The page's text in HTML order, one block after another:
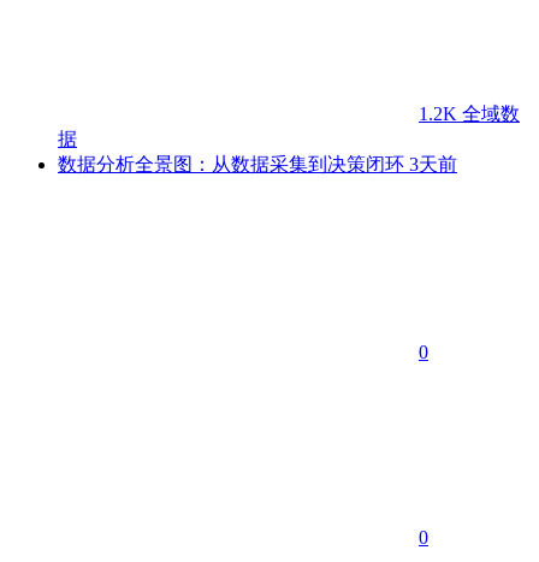
1.2K 全域数
据
数据分析全景图：从数据采集到决策闭环 3天前
0
0